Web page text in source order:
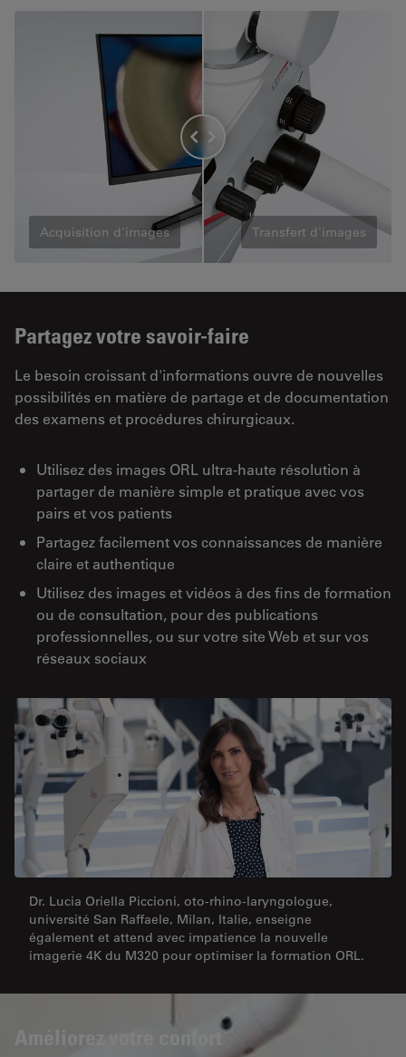
Acquisition d'images Transfert d'images
Partagez votre savoir-faire
Le besoin croissant d'informations ouvre de nouvelles
possibilités en matière de partage et de documentation
des examens et procédures chirurgicaux.
Utilisez des images ORL ultra-haute résolution à
partager de manière simple et pratique avec vos
pairs et vos patients
Partagez facilement vos connaissances de manière
claire et authentique
Utilisez des images et vidéos à des fins de formation
ou de consultation, pour des publications
professionnelles, ou sur votre site Web et sur vos
réseaux sociaux
Dr. Lucia Oriella Piccioni, oto-rhino-laryngologue,
université San Raffaele, Milan, Italie, enseigne
également et attend avec impatience la nouvelle
imagerie 4K du M320 pour optimiser la formation ORL.
Améliorez votre confort